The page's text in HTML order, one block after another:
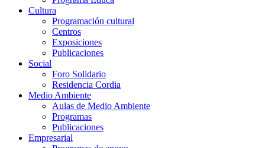
Cultura
Programación cultural
Centros
Exposiciones
Publicaciones
Social
Foro Solidario
Residencia Cordia
Medio Ambiente
Aulas de Medio Ambiente
Programas
Publicaciones
Empresarial